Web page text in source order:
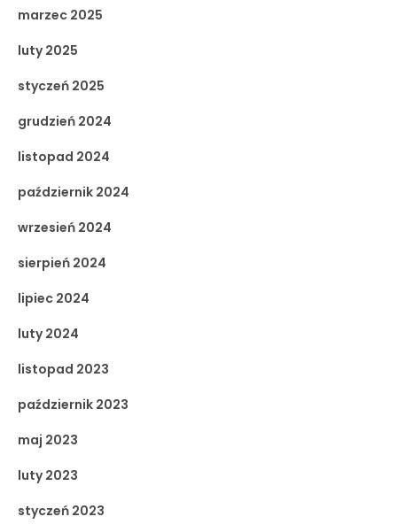
marzec 2025
luty 2025
styczeń 2025
grudzień 2024
listopad 2024
październik 2024
wrzesień 2024
sierpień 2024
lipiec 2024
luty 2024
listopad 2023
październik 2023
maj 2023
luty 2023
styczeń 2023